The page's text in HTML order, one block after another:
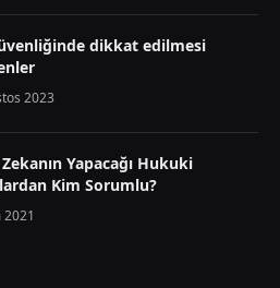
dikkat edilmesi
2023
Yapacağı Hukuki
Kim Sorumlu?
2021